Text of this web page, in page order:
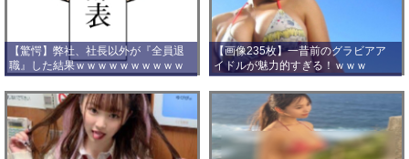
【驚愕】弊社、社長以外が『全員退
職』した結果ｗｗｗｗｗｗｗｗｗｗ
ｗｗｗ
【画像235枚】一昔前のグラビアア
イドルが魅力的すぎる！ｗｗｗ